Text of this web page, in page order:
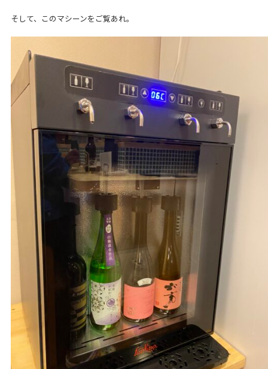
そして、このマシーンをご覧あれ。